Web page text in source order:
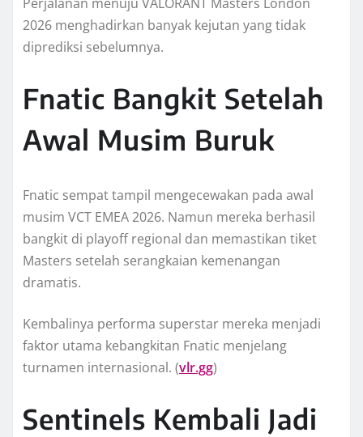
2026 menghadirkan banyak kejutan yang tidak
diprediksi sebelumnya.
Fnatic Bangkit Setelah
Awal Musim Buruk
Fnatic sempat tampil mengecewakan pada awal
musim VCT EMEA 2026. Namun mereka berhasil
bangkit di playoff regional dan memastikan tiket
Masters setelah serangkaian kemenangan
dramatis.
Kembalinya performa superstar mereka menjadi
faktor utama kebangkitan Fnatic menjelang
turnamen internasional. (vlr.gg)
Sentinels Kembali Jadi